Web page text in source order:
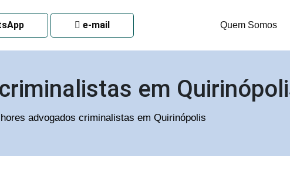
e-mail Quem Somos
em
advogados criminalistas em Quirinópolis